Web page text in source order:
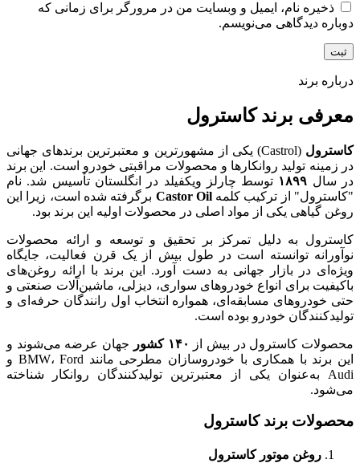
ذخیره نام، ایمیل و وبسایت من در مرورگر برای زمانی که
دوباره دیدگاهی می‌نویسم.
درباره برند
معرفی برند کاسترول
کاسترول
(Castrol) یکی از مشهورترین و معتبرترین برندهای جهانی
در زمینه تولید روانکارها و محصولات مراقبتی خودرو است. این برند
در سال ۱۸۹۹ توسط چارلز ویکفیلد در انگلستان تأسیس شد. نام
"کاسترول" از ترکیب کلمهCastor Oil برگرفته شده است، زیرا این
روغن گیاهی یکی از مواد اصلی در محصولات اولیه این برند بود.
کاسترول به دلیل تمرکز بر تحقیق و توسعه و ارائه محصولات
نوآورانه توانسته است در طول بیش از یک قرن فعالیت، جایگاه
ویژه‌ای در بازار جهانی به دست آورد. این برند با ارائه روغن‌های
باکیفیت برای انواع خودروهای سواری، دیزلی، ماشین‌آلات صنعتی و
حتی خودروهای مسابقه‌ای، همواره انتخاب اول رانندگان حرفه‌ای و
تولیدکنندگان خودرو بوده است.
محصولات کاسترول در بیش از ۱۴۰ کشور
جهان عرضه می‌شوند و
این برند با همکاری با خودروسازان مطرحی مانند BMW، Ford و
Audi به‌عنوان یکی از معتبرترین تولیدکنندگان روانکار شناخته
می‌شود.
محصولات برند کاسترول
روغن موتور کاسترول